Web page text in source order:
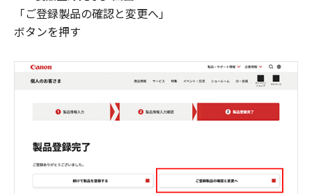
「ご登録製品の確認と変更へ」
ボタンを押す